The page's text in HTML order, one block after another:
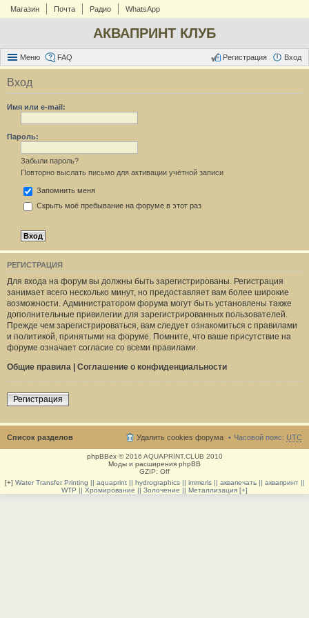
Магазин Почта Радио WhatsApp
АКВАПРИНТ КЛУБ
Меню FAQ Вход
Регистрация
Вход
Имя или e-mail:
Пароль:
Забыли пароль?
Повторно выслать письмо для активации учётной записи
Запомнить меня
Скрыть моё пребывание на форуме в этот раз
РЕГИСТРАЦИЯ
Для входа на форум вы должны быть зарегистрированы. Регистрация
занимает всего несколько минут, но предоставляет вам более широкие
возможности. Администратором форума могут быть установлены также
дополнительные привилегии для зарегистрированных пользователей.
Прежде чем зарегистрироваться, вам следует ознакомиться с правилами
и политикой, принятыми на форуме. Помните, что ваше присутствие на
форуме означает согласие со всеми правилами.
Общие правила | Соглашение о конфиденциальности
Регистрация
Список разделов Часовой пояс: UTC
Удалить cookies форума
phpBBex© 2016 AQUAPRINT.CLUB 2010
Моды и расширения phpBB
GZIP: Off
[+] Water Transfer Printing || aquaprint || hydrographics || immeris || аквапечать || аквапринт ||
WTP || Хромирование || Золочение || Металлизация [+]